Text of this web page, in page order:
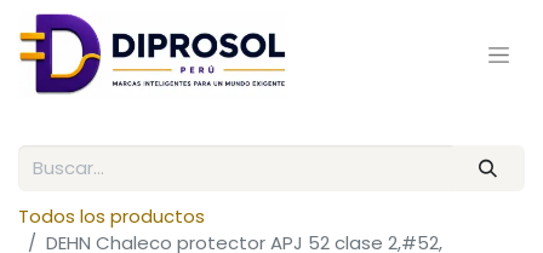
Todos los productos
DEHN Chaleco protector APJ 52 clase 2,#52,